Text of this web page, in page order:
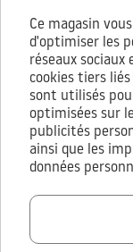
AIDES &
À PROPOS
Conditions
Conditions
Mentions légales
Protection des
Ce magasin
d'optimiser les
réseaux
cookies tiers
sont utilisés
optimisées sur
publicités
ainsi que les
données